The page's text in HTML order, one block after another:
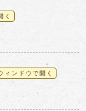
く
ィンドウで開く